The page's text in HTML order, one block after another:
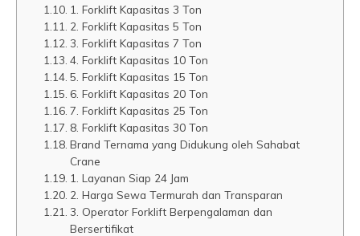
1. Forklift Kapasitas 3 Ton
2. Forklift Kapasitas 5 Ton
3. Forklift Kapasitas 7 Ton
4. Forklift Kapasitas 10 Ton
5. Forklift Kapasitas 15 Ton
6. Forklift Kapasitas 20 Ton
7. Forklift Kapasitas 25 Ton
8. Forklift Kapasitas 30 Ton
Brand Ternama yang Didukung oleh Sahabat
Crane
1. Layanan Siap 24 Jam
2. Harga Sewa Termurah dan Transparan
3. Operator Forklift Berpengalaman dan
Bersertifikat